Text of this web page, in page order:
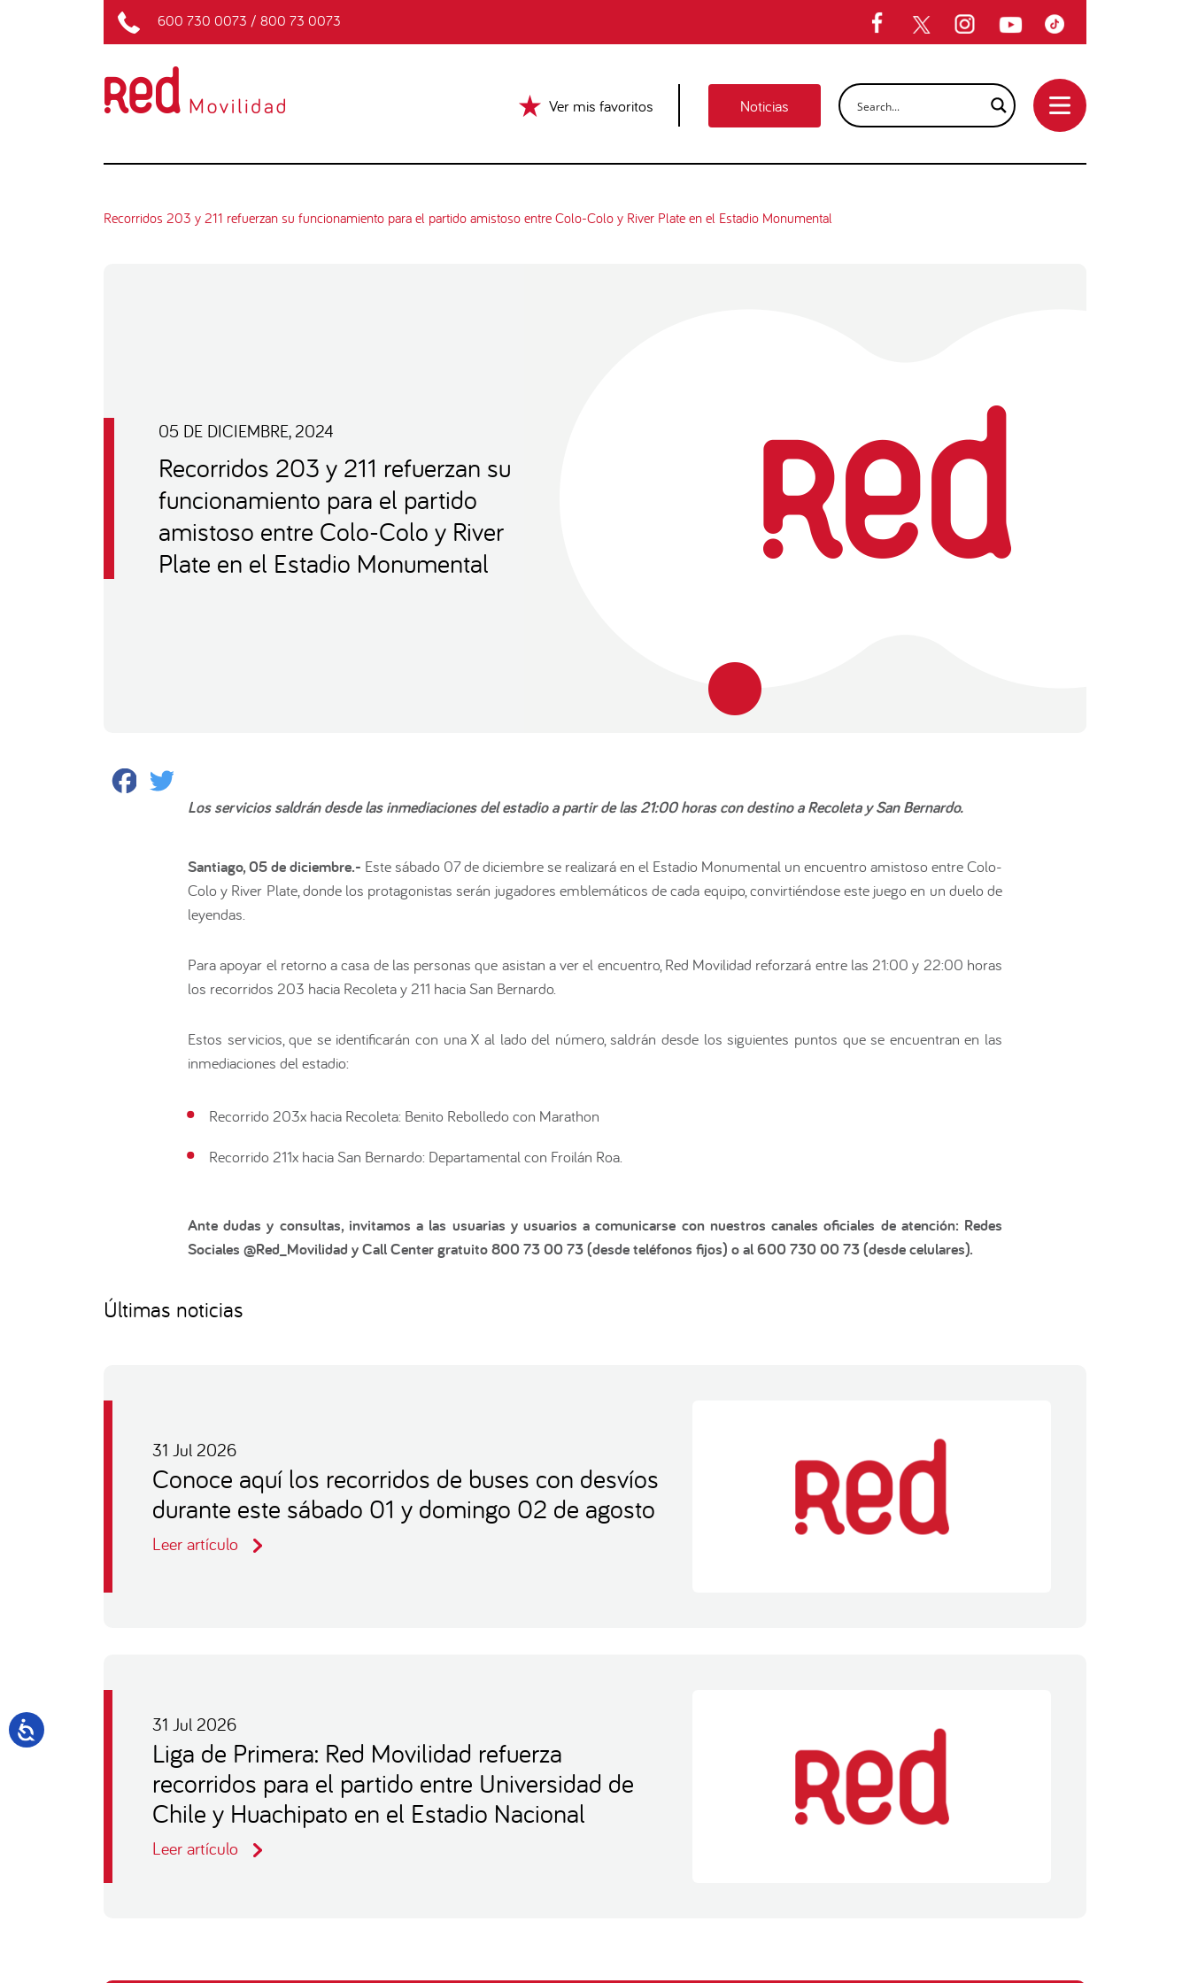
600 730 0073 / 800 73 0073
Ver mis favoritos Noticias
Recorridos 203 y 211 refuerzan su funcionamiento para el partido amistoso entre Colo-Colo y River Plate en el Estadio Monumental
05 DE DICIEMBRE, 2024
Recorridos 203 y 211 refuerzan su
funcionamiento para el partido
amistoso entre Colo-Colo y River
Plate en el Estadio Monumental
Facebook
Los servicios saldrán desde las inmediaciones del estadio a partir de las 21:00 horas con destino a Recoleta y San Bernardo.
Santiago, 05 de diciembre.- Este sábado 07 de diciembre se realizará en el Estadio Monumental un encuentro amistoso entre Colo-
Colo y River Plate, donde los protagonistas serán jugadores emblemáticos de cada equipo, convirtiéndose este juego en un duelo de
leyendas.
Para apoyar el retorno a casa de las personas que asistan a ver el encuentro, Red Movilidad reforzará entre las 21:00 y 22:00 horas
los recorridos 203 hacia Recoleta y 211 hacia San Bernardo.
Estos servicios, que se identificarán con una X al lado del número, saldrán desde los siguientes puntos que se encuentran en las
inmediaciones del estadio:
Recorrido 203x hacia Recoleta: Benito Rebolledo con Marathon
Recorrido 211x hacia San Bernardo: Departamental con Froilán Roa.
Ante dudas y consultas, invitamos a las usuarias y usuarios a comunicarse con nuestros canales oficiales de atención: Redes
Sociales @Red_Movilidad y Call Center gratuito 800 73 00 73 (desde teléfonos fijos) o al 600 730 00 73 (desde celulares).
Últimas noticias
31 Jul 2026
Conoce aquí los recorridos de buses con desvíos
durante este sábado 01 y domingo 02 de agosto
Leer artículo
31 Jul 2026
Liga de Primera: Red Movilidad refuerza
recorridos para el partido entre Universidad de
Chile y Huachipato en el Estadio Nacional
Leer artículo